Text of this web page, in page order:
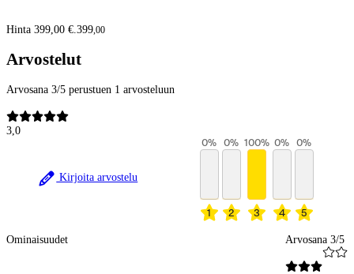
Hinta 399,00 €. 399,00
Arvostelut
Arvosana 3/5 perustuen 1 arvosteluun
3,0
Kirjoita arvostelu
1
0%
2
0%
3
100%
4
0%
5
0%
Ominaisuudet Arvosana 3/5